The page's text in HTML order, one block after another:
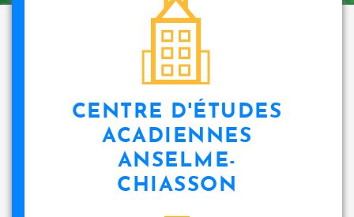
CENTRE D'ÉTUDES
ACADIENNES
ANSELME-
CHIASSON